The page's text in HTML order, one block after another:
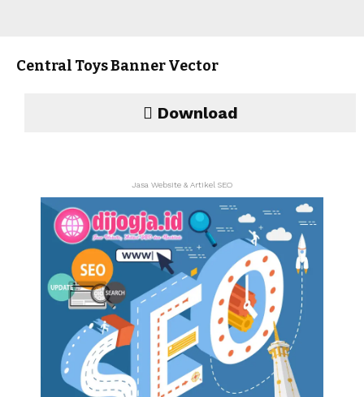
Central Toys Banner Vector
Download
Jasa Website & Artikel SEO